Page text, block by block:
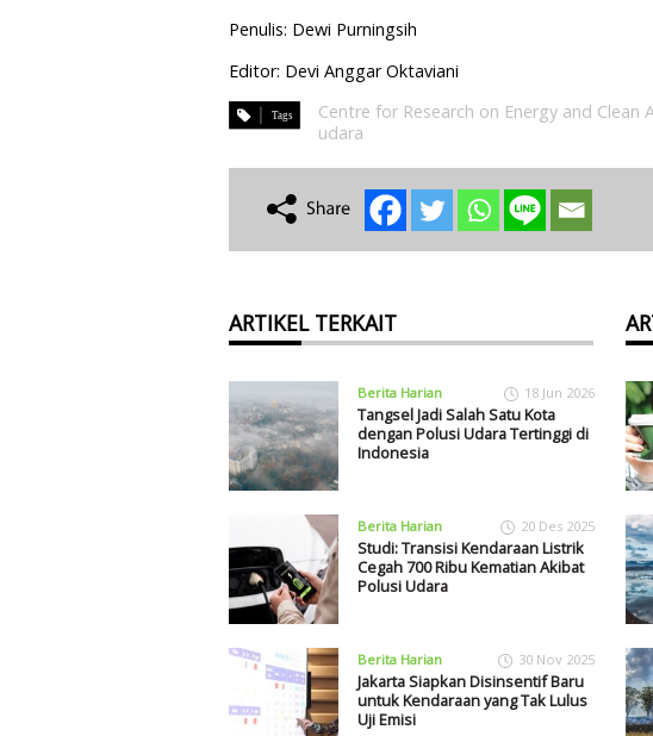
Penulis: Dewi Purningsih
Editor: Devi Anggar Oktaviani
Centre for Research on Energy and Clean
udara
ARTIKEL TERKAIT
Berita Harian 18 Jun 2026
Tangsel Jadi Salah Satu Kota
dengan Polusi Udara Tertinggi di
Indonesia
Berita Harian 20 Des 2025
Studi: Transisi Kendaraan Listrik
Cegah 700 Ribu Kematian Akibat
Polusi Udara
Berita Harian 30 Nov 2025
Jakarta Siapkan Disinsentif Baru
untuk Kendaraan yang Tak Lulus
Uji Emisi